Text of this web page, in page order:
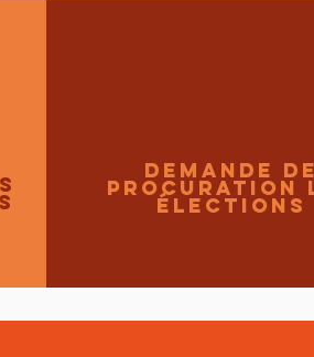
Demande de
procuration
élections